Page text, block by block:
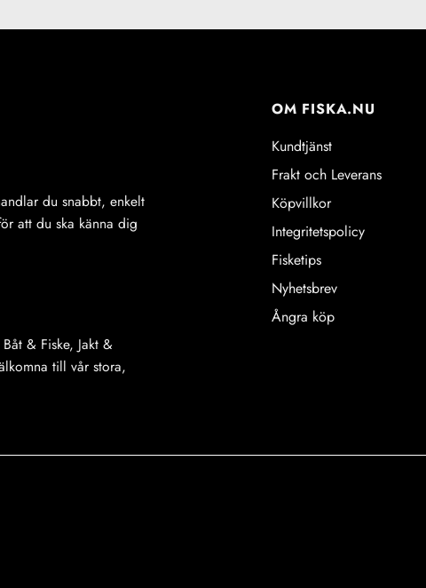
du snabbt, enkelt
att du ska känna dig
& Fiske, Jakt &
till vår stora,
OM FISKA.NU
Kundtjänst
Frakt och Leverans
Köpvillkor
Integritetspolicy
Fisketips
Nyhetsbrev
Ångra köp